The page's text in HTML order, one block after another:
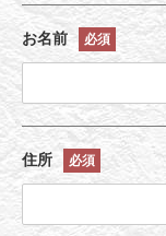
お名前 必須
住所 必須